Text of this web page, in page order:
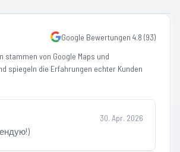
Google Bewertungen 4.8 (93)
stammen von Google Maps und
spiegeln die Erfahrungen echter Kunden
30. Apr. 2026